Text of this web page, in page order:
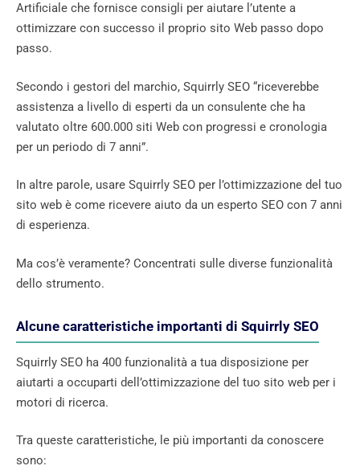
Artificiale che fornisce consigli per aiutare l’utente a
ottimizzare con successo il proprio sito Web passo dopo
passo.
Secondo i gestori del marchio, Squirrly SEO “riceverebbe
assistenza a livello di esperti da un consulente che ha
valutato oltre 600.000 siti Web con progressi e cronologia
per un periodo di 7 anni”.
In altre parole, usare Squirrly SEO per l’ottimizzazione del tuo
sito web è come ricevere aiuto da un esperto SEO con 7 anni
di esperienza.
Ma cos’è veramente? Concentrati sulle diverse funzionalità
dello strumento.
Alcune caratteristiche importanti di Squirrly SEO
Squirrly SEO ha 400 funzionalità a tua disposizione per
aiutarti a occuparti dell’ottimizzazione del tuo sito web per i
motori di ricerca.
Tra queste caratteristiche, le più importanti da conoscere
sono: